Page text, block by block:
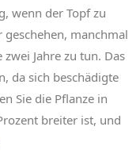
wenn der Topf zu
geschehen, manchmal
Jahre zu tun. Das
da sich beschädigte
Sie die Pflanze in
breiter ist, und